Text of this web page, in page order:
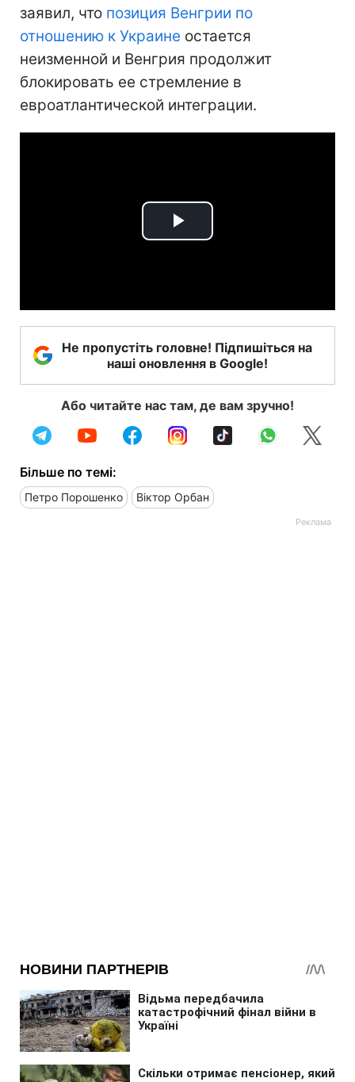
заявил, что позиция Венгрии по
отношению к Украине остается
неизменной и Венгрия продолжит
блокировать ее стремление в
евроатлантической интеграции.
Play
Не пропустіть головне! Підпишіться на
наші оновлення в Google!
Або читайте нас там, де вам зручно!
Більше по темі:
Петро Порошенко Віктор Орбан